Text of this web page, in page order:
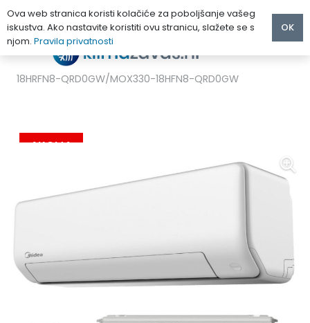
MIDEA ALL EASY PRO KLIMA UREĐAJ 5.2 kW MSEPCU-
18HRFN8-QRD0GW/MOX330-18HFN8-QRD0GW
AKCIJA
Ova web stranica koristi kolačiće za poboljšanje vašeg
iskustva. Ako nastavite koristiti ovu stranicu, slažete se s
njom. Pravila privatnosti
OK